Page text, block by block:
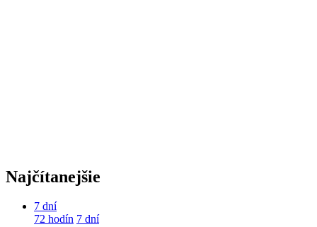
Najčítanejšie
7 dní
72 hodín 7 dní